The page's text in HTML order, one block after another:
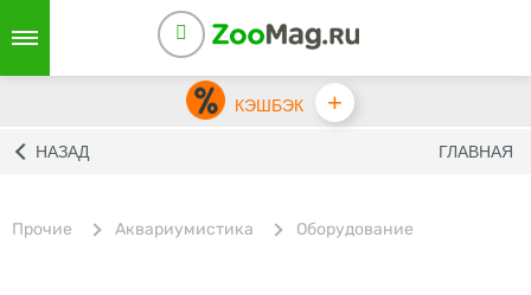
КЭШБЭК +
НАЗАД ГЛАВНАЯ
Прочие Аквариумистика Оборудование